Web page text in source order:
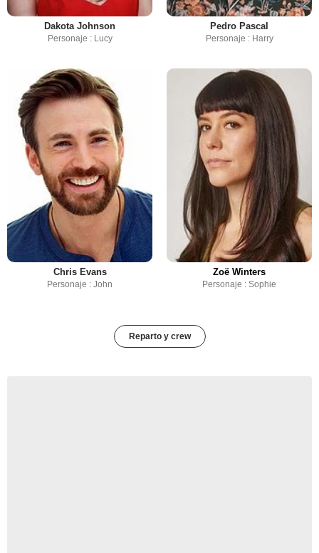
Dakota Johnson
Personaje : Lucy
Pedro Pascal
Personaje : Harry
Chris Evans
Personaje : John
Zoë Winters
Personaje : Sophie
Reparto y crew